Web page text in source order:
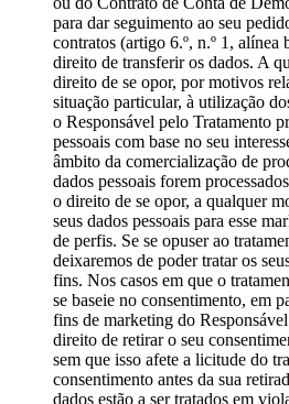
para dar seguimento ao seu
contratos (artigo 6.º, n.º 1,
direito de transferir os dados. A
direito de se opor, por motivos
situação particular, à utilização
o Responsável pelo Tratamento
pessoais com base no seu
âmbito da comercialização de
dados pessoais forem
o direito de se opor, a qualquer
seus dados pessoais para esse
de perfis. Se se opuser ao
deixaremos de poder tratar os
fins. Nos casos em que o
se baseie no consentimento, em
fins de marketing do
direito de retirar o seu
sem que isso afete a licitude do
consentimento antes da sua
dados estão a ser tratados em